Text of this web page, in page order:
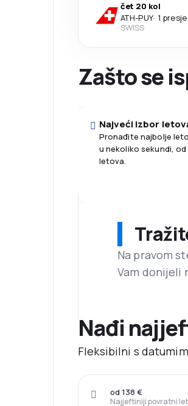
čet 20 kol
ATH-PUY· 1
SWISS
Zašto se
Najveći izbor
Pronađite najbolje
u nekoliko sekundi,
letova.
Na pravom
Vam donijeli
Nađi
Fleksibilni s
Najjeftiniji povratni let
od 138 €